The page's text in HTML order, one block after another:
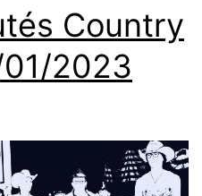
Country
2023